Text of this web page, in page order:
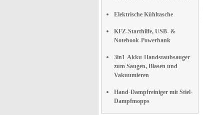
Elektrische Kühltasche
KFZ-Starthilfe, USB- &
Notebook-Powerbank
3in1-Akku-Handstaubsauger
zum Saugen, Blasen und
Vakuumieren
Hand-Dampfreiniger mit Stiel-
Dampfmopps